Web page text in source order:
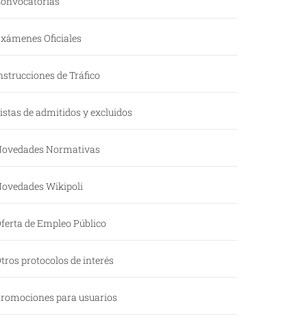
Oficiales
de Tráfico
de admitidos y excluidos
Normativas
Wikipoli
de Empleo Público
protocolos de interés
para usuarios